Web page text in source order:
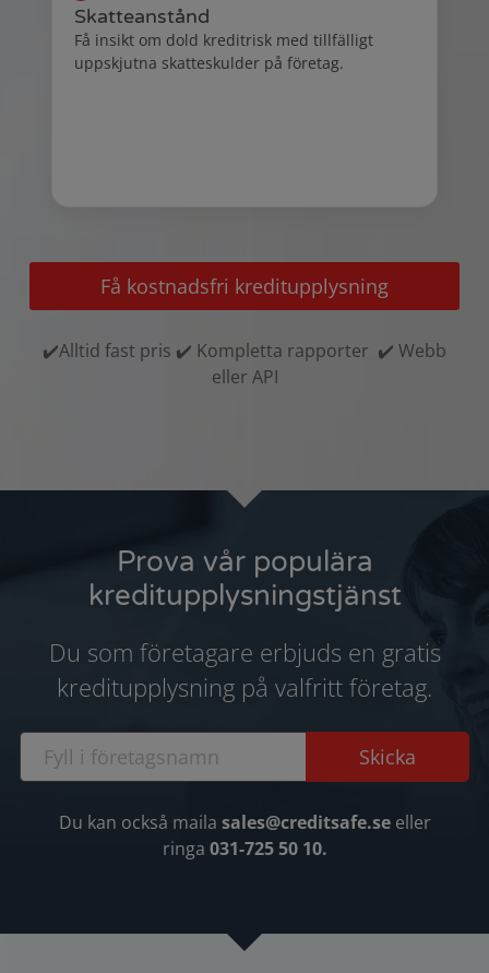
Skatteanstånd
Få insikt om dold kreditrisk med tillfälligt
uppskjutna skatteskulder på företag.
Få kostnadsfri kreditupplysning
✔️Alltid fast pris ✔️ Kompletta rapporter ✔️ Webb
eller API
Prova vår populära
kreditupplysningstjänst
Du som företagare erbjuds en gratis
kreditupplysning på valfritt företag.
Du kan också maila sales@creditsafe.seeller
ringa 031-725 50 10.